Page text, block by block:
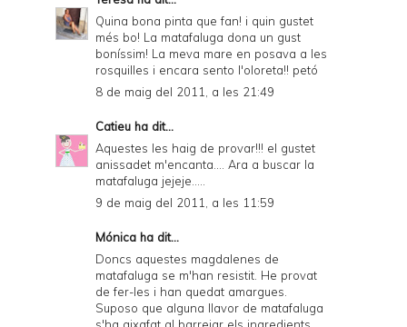
Quina bona pinta que fan! i quin gustet
més bo! La matafaluga dona un gust
boníssim! La meva mare en posava a les
rosquilles i encara sento l'oloreta!! petó
8 de maig del 2011, a les 21:49
Catieu ha dit...
Aquestes les haig de provar!!! el gustet
anissadet m'encanta.... Ara a buscar la
matafaluga jejeje.....
9 de maig del 2011, a les 11:59
Mónica ha dit...
Doncs aquestes magdalenes de
matafaluga se m'han resistit. He provat
de fer-les i han quedat amargues.
Suposo que alguna llavor de matafaluga